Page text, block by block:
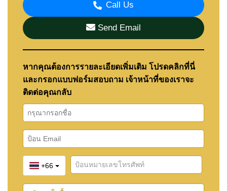
Call Us
Send Email
หากคุณต้องการรายละเอียดเพิ่มเติม โปรดคลิกที่นี่
และกรอกแบบฟอร์มสอบถาม เจ้าหน้าที่ของเราจะ
ติดต่อคุณกลับ
+66